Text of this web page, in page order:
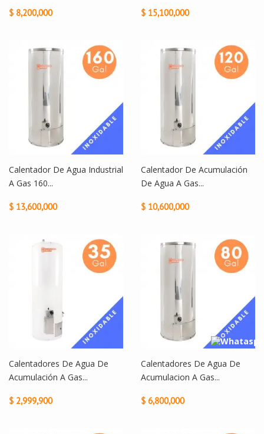
$ 8,200,000 $ 15,100,000
Calentador De Agua Industrial
A Gas 160...
$ 13,600,000
Calentador De Acumulación
De Agua A Gas...
$ 10,600,000
Calentadores De Agua De
Acumulación A Gas...
$ 2,999,900
Calentadores De Agua De
Acumulacion A Gas...
$ 6,800,000